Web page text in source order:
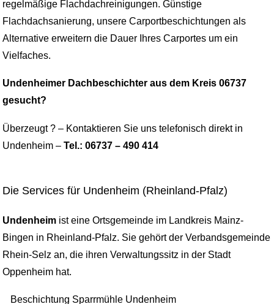
regelmäßige Flachdachreinigungen. Günstige
Flachdachsanierung, unsere Carportbeschichtungen als
Alternative erweitern die Dauer Ihres Carportes um ein
Vielfaches.
Undenheimer Dachbeschichter aus dem Kreis 06737
gesucht?
Überzeugt ? – Kontaktieren Sie uns telefonisch direkt in
Undenheim – Tel.: 06737 – 490 414
Die Services für Undenheim (Rheinland-Pfalz)
Undenheim ist eine Ortsgemeinde im Landkreis Mainz-
Bingen in Rheinland-Pfalz. Sie gehört der Verbandsgemeinde
Rhein-Selz an, die ihren Verwaltungssitz in der Stadt
Oppenheim hat.
Beschichtung Sparrmühle Undenheim